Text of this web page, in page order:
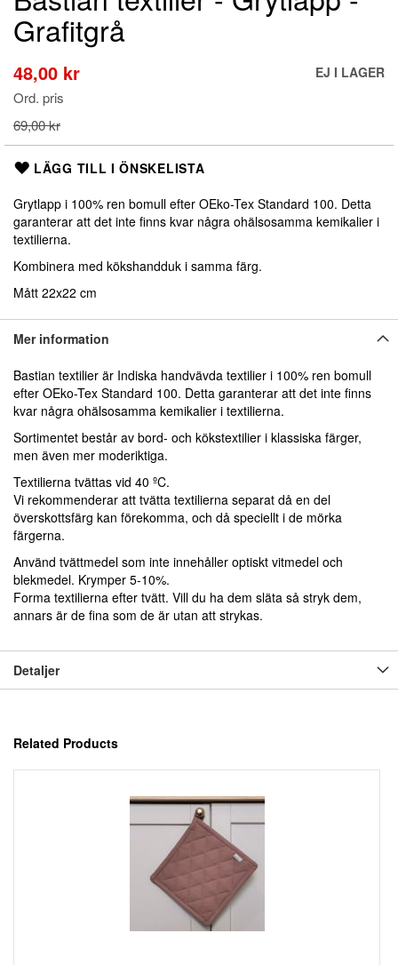
Grafitgrå
Special
Price
48,00 kr
Ord. pris
69,00 kr
EJ I LAGER
LÄGG TILL I ÖNSKELISTA
Grytlapp i 100% ren bomull efter OEko-Tex Standard 100. Detta
garanterar att det inte finns kvar några ohälsosamma kemikalier i
textilierna.
Kombinera med kökshandduk i samma färg.
Mått 22x22 cm
till
början
av
bildgalleriet
Mer information
Bastian textilier är Indiska handvävda textilier i 100% ren bomull
efter OEko-Tex Standard 100. Detta garanterar att det inte finns
kvar några ohälsosamma kemikalier i textilierna.
Sortimentet består av bord- och kökstextilier i klassiska färger,
men även mer moderiktiga.
Textilierna tvättas vid 40 ºC.
Vi rekommenderar att tvätta textilierna separat då en del
överskottsfärg kan förekomma, och då speciellt i de mörka
färgerna.
Använd tvättmedel som inte innehåller optiskt vitmedel och
blekmedel. Krymper 5-10%.
Forma textilierna efter tvätt. Vill du ha dem släta så stryk dem,
annars är de fina som de är utan att strykas.
Detaljer
Related Products